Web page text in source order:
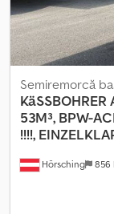
Ergmex Al Dsck
suplimentare,
opțiuni și accesorii
Hörsching 856
Semiremorcă
KäSSBOHRER
53M³, BPW-
!!!!,